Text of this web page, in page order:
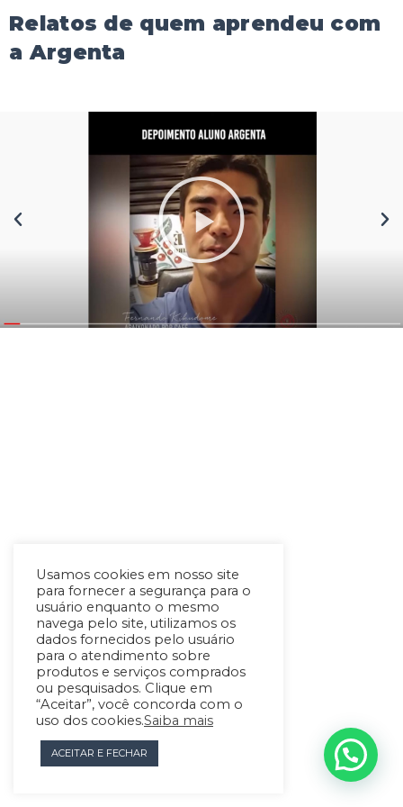
Relatos de quem aprendeu com
a Argenta
Reproduzir
Anterior
Usamos cookies em nosso site
para fornecer a segurança para o
usuário enquanto o mesmo
navega pelo site, utilizamos os
dados fornecidos pelo usuário
para o atendimento sobre
produtos e serviços comprados
ou pesquisados. Clique em
“Aceitar”, você concorda com o
uso dos cookies.Saiba mais
ACEITAR E FECHAR